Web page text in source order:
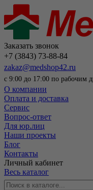
Заказать звонок
+7 (3843) 73-88-84
zakaz@medshop42.ru
с 9:00 до 17:00 по рабочим
О компании
Оплата и доставка
Сервис
Вопрос-ответ
Для юр.лиц
Наши проекты
Блог
Контакты
Личный кабинет
Весь каталог